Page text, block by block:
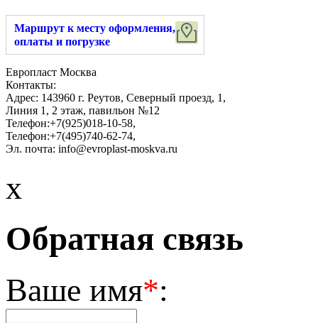
Маршрут к месту оформления,
оплаты и погрузке
Европласт Москва
Контакты:
Адрес: 143960 г. Реутов, Северный проезд, 1 ,
Линия 1, 2 этаж, павильон №12
Телефон:+7(925)018-10-58,
Телефон:+7(495)740-62-74,
Эл. почта: info@evroplast-moskva.ru
x
Обратная связь
Ваше имя*: